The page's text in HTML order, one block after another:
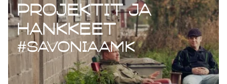
projektit ja
hankkeet
#savoniaAMK